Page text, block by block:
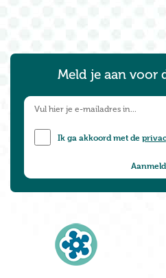
Meld je aan voor
Ik ga akkoord met de